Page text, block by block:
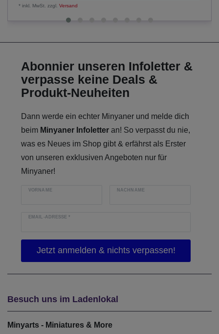
*inkl. MwSt. zzgl.Versand
Abonnier unseren Infoletter &
verpasse keine Deals &
Produkt-Neuheiten
Dann werde ein echter Minyaner und melde dich
beim Minyaner Infoletter an! So verpasst du nie,
was es Neues im Shop gibt & erfährst als Erster
von unseren exklusiven Angeboten nur für
Minyaner!
VORNAME NACHNAME
EMAIL-ADRESSE*
Besuch uns im Ladenlokal
Minyarts - Miniatures & More